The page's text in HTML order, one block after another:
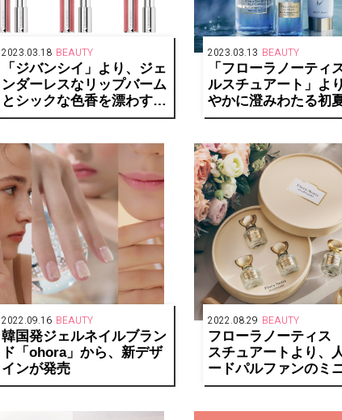
2023.03.18 BEAUTY
「ジバンシイ」より、ジェ
ンダーレスなリップバーム
とシックな色香を漂わす新
作のルージュが発売
2023.03.13 BEAUTY
「フローラノーティ
ルスチュアート」よ
やかに澄みわたる初
りのブルーハイドレ
2022.09.16 BEAUTY
韓国発ジェルネイルブラン
ド「ohora」から、新デザ
インが発売
2022.08.29 BEAUTY
フローラノーティ
スチュアートより、
ードパルファンのミ
ズが登場